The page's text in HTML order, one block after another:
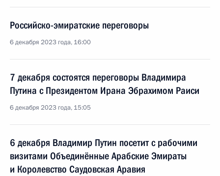
Российско-эмиратские переговоры
6 декабря 2023 года, 16:00
7 декабря состоятся переговоры Владимира
Путина с Президентом Ирана Эбрахимом Раиси
6 декабря 2023 года, 15:05
6 декабря Владимир Путин посетит с рабочими
визитами Объединённые Арабские Эмираты
и Королевство Саудовская Аравия